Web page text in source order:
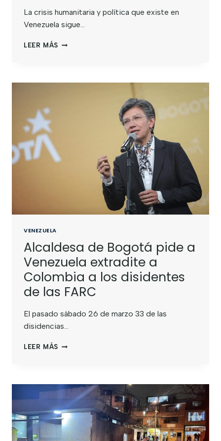
La crisis humanitaria y política que existe en
Venezuela sigue…
LEER MÁS
VENEZUELA
Alcaldesa de Bogotá pide a
Venezuela extradite a
Colombia a los disidentes
de las FARC
El pasado sábado 26 de marzo 33 de las
disidencias…
LEER MÁS